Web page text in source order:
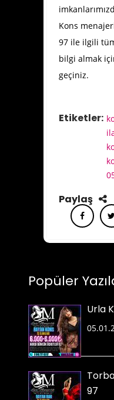
Kons
97 ile ilgili
bilgi almak
geçiniz.
Etiketler:
Paylaş
Popüler
Urla
97